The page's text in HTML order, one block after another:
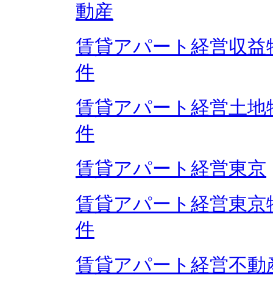
動産
賃貸アパート経営収益
件
賃貸アパート経営土地
件
賃貸アパート経営東京
賃貸アパート経営東京
件
賃貸アパート経営不動